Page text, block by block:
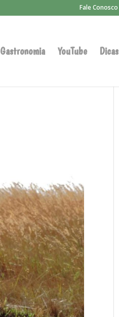
Fale Conosco
Gastronomia YouTube Dicas